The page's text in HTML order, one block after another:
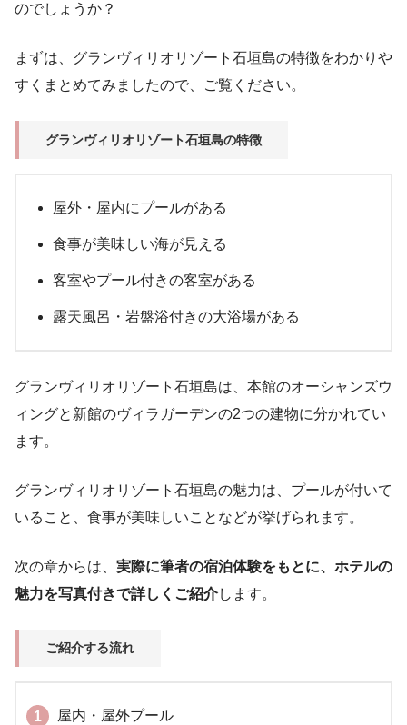
のでしょうか？
まずは、グランヴィリオリゾート石垣島の特徴をわかりや
すくまとめてみましたので、ご覧ください。
グランヴィリオリゾート石垣島の特徴
屋外・屋内にプールがある
食事が美味しい海が見える
客室やプール付きの客室がある
露天風呂・岩盤浴付きの大浴場がある
グランヴィリオリゾート石垣島は、本館のオーシャンズウ
ィングと新館のヴィラガーデンの2つの建物に分かれてい
ます。
グランヴィリオリゾート石垣島の魅力は、プールが付いて
いること、食事が美味しいことなどが挙げられます。
次の章からは、 実際に筆者の宿泊体験をもとに、ホテルの
魅力を写真付きで詳しくご紹介します。
ご紹介する流れ
屋内・屋外プール